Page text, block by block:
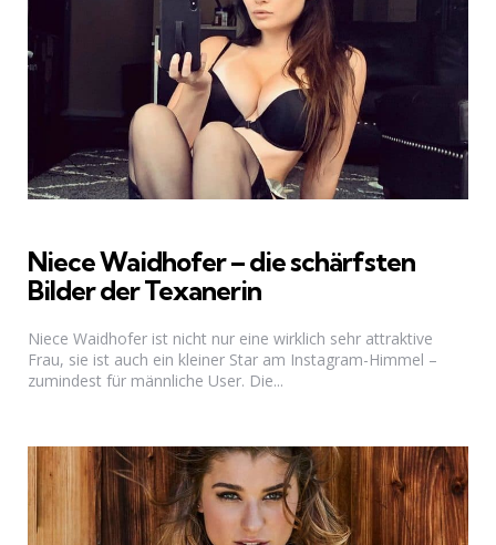
Niece Waidhofer – die schärfsten
Bilder der Texanerin
Niece Waidhofer ist nicht nur eine wirklich sehr attraktive
Frau, sie ist auch ein kleiner Star am Instagram-Himmel –
zumindest für männliche User. Die...